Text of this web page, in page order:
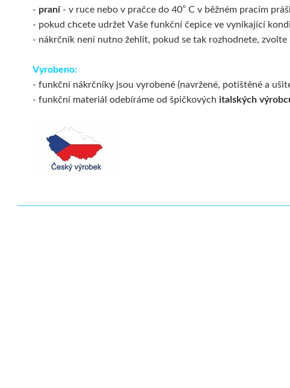
- praní- v ruce nebo v pračce do 40° C v běžném pracím
- pokud chcete udržet Vaše funkční čepice ve vynikající
- nákrčník není nutno žehlit, pokud se tak rozhodnete, zvolte
Vyrobeno:
- funkční nákrčníky jsou vyrobené (navržené, potištěné a
- funkční materiál odebíráme od špičkových italských